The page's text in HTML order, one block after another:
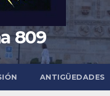
809
ANTIGÜEDADES